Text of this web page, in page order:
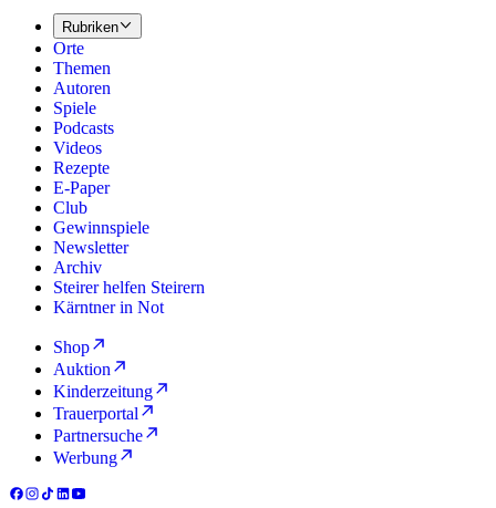
Rubriken
Orte
Themen
Autoren
Spiele
Podcasts
Videos
Rezepte
E-Paper
Club
Gewinnspiele
Newsletter
Archiv
Steirer helfen Steirern
Kärntner in Not
Shop
Auktion
Kinderzeitung
Trauerportal
Partnersuche
Werbung